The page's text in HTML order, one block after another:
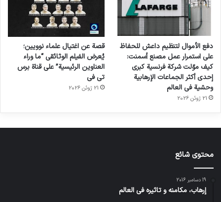
دفع الأموال لتنظيم داعش للحفاظ
على استمرار عمل مصنع أسمنت:
كيف موّلت شركة فرنسية كبرى
إحدى أكثر الجماعات الإرهابية
وحشية في العالم
21 ژوئن 2026
قصة عن اغتيال علماء نوويين؛
يُعرض الفيلم الوثائقي “ما وراء
العناوين الرئيسية” على قناة برس
تي في
21 ژوئن 2026
محتوى شائع
19 دسامبر 2016
إرهاب، مكامنه و تاثيره في العالم